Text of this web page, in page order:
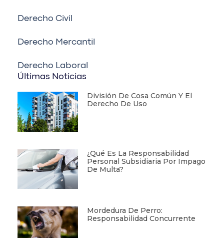
Derecho Civil
Derecho Mercantil
Derecho Laboral
Últimas Noticias
División De Cosa Común Y El
Derecho De Uso
¿Qué Es La Responsabilidad
Personal Subsidiaria Por Impago
De Multa?
Mordedura De Perro:
Responsabilidad Concurrente